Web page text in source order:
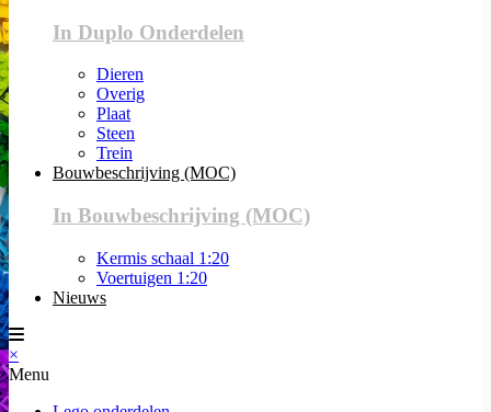
In Duplo Onderdelen
Dieren
Overig
Plaat
Steen
Trein
Bouwbeschrijving (MOC)
In Bouwbeschrijving (MOC)
Kermis schaal 1:20
Voertuigen 1:20
Nieuws
×
Menu